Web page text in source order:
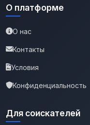
О платформе
О нас
Контакты
Условия
Конфиденциальность
Для соискателей